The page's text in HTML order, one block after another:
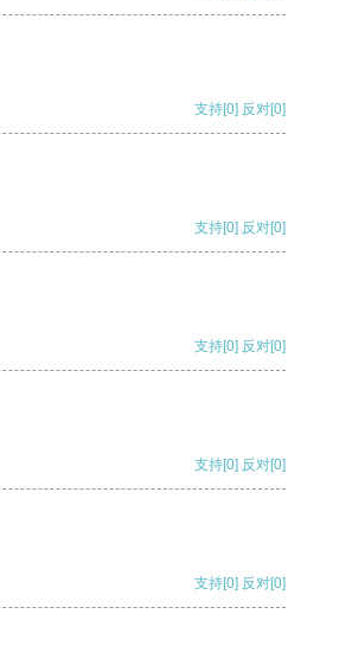
支持[0] 反对[0]
支持[0] 反对[0]
支持[0] 反对[0]
支持[0] 反对[0]
支持[0] 反对[0]